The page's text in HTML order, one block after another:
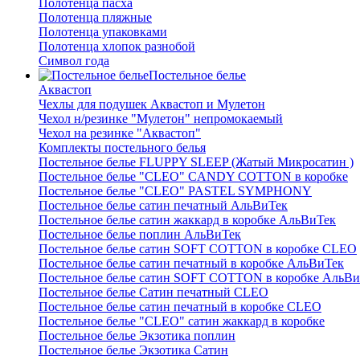
Полотенца пасха
Полотенца пляжные
Полотенца упаковками
Полотенца хлопок разнобой
Символ года
Постельное белье
Аквастоп
Чехлы для подушек Аквастоп и Мулетон
Чехол н/резинке "Мулетон" непромокаемый
Чехол на резинке "Аквастоп"
Комплекты постельного белья
Постельное белье FLUPPY SLEEP (Жатый Микросатин )
Постельное белье "CLEO" CANDY COTTON в коробке
Постельное белье "CLEO" PASTEL SYMPHONY
Постельное белье сатин печатный АльВиТек
Постельное белье сатин жаккард в коробке АльВиТек
Постельное белье поплин АльВиТек
Постельное белье сатин SOFT COTTON в коробке CLEO
Постельное белье сатин печатный в коробке АльВиТек
Постельное белье сатин SOFT COTTON в коробке
Постельное белье Сатин печатный CLEO
Постельное белье сатин печатный в коробке CLEO
Постельное белье "CLEO" сатин жаккард в коробке
Постельное белье Экзотика поплин
Постельное белье Экзотика Сатин